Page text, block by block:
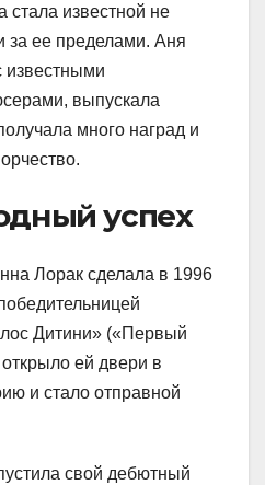
стала известной не
за ее пределами. Аня
известными
выпускала
много наград и
успех
Лорак сделала в 1996
Дитини» («Первый
ей двери в
и стало отправной
свой дебютный